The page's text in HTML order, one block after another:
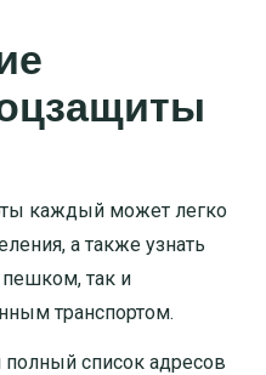
каждый может легко
а также узнать
пешком, так и
транспортом.
полный список адресов